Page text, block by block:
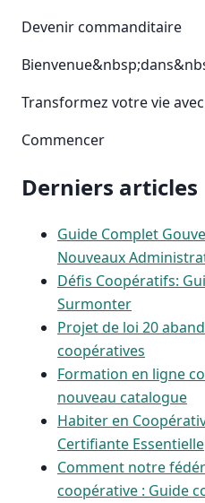
Devenir commanditaire
Transformez votre vie
Commencer
Derniers articles
Guide Complet
Nouveaux
Défis Coopératifs:
Surmonter
Projet de loi 20
coopératives
Formation en ligne
nouveau catalogue
Habiter en
Certifiante Essentielle
Comment notre
coopérative : Guide